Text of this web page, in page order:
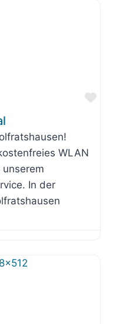
Favorit
WLAN
In der